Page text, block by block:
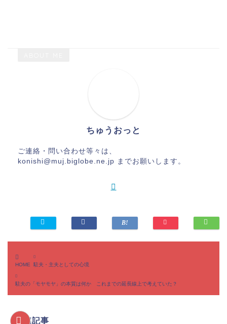
ちゅうおっと
ご連絡・問い合わせ等々は、
konishi@muj.biglobe.ne.jp までお願いします。
HOME 駐夫・主夫としての心境
駐夫の「モヤモヤ」の本質は何か これまでの延長線上で考えていた？
関連記事